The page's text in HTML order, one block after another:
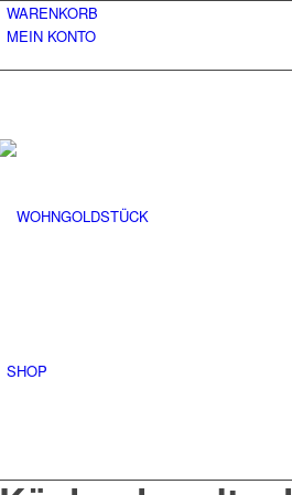
WARENKORB
MEIN KONTO
SHOP